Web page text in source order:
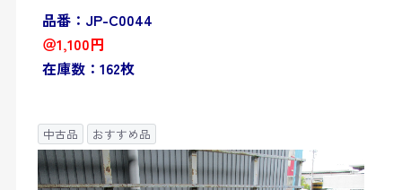
品番：JP-C0044
＠1,100円
在庫数：162枚
中古品 おすすめ品